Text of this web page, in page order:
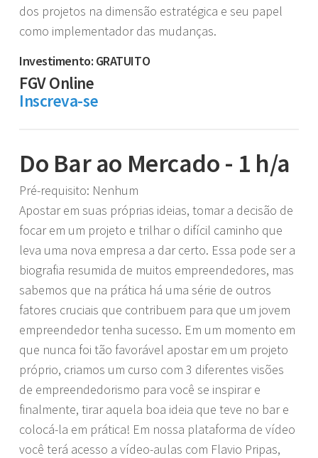
dos projetos na dimensão estratégica e seu papel
como implementador das mudanças.
Investimento: GRATUITO
FGV Online
Inscreva-se
Do Bar ao Mercado - 1 h/a
Pré-requisito: Nenhum
Apostar em suas próprias ideias, tomar a decisão de
focar em um projeto e trilhar o difícil caminho que
leva uma nova empresa a dar certo. Essa pode ser a
biografia resumida de muitos empreendedores, mas
sabemos que na prática há uma série de outros
fatores cruciais que contribuem para que um jovem
empreendedor tenha sucesso. Em um momento em
que nunca foi tão favorável apostar em um projeto
próprio, criamos um curso com 3 diferentes visões
de empreendedorismo para você se inspirar e
finalmente, tirar aquela boa ideia que teve no bar e
colocá-la em prática! Em nossa plataforma de vídeo
você terá acesso a vídeo-aulas com Flavio Pripas,